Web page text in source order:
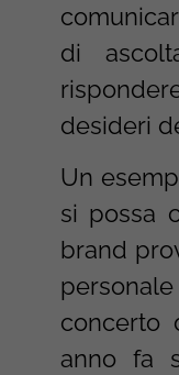
di
desideri
Un
si possa
brand
concerto
anno fa